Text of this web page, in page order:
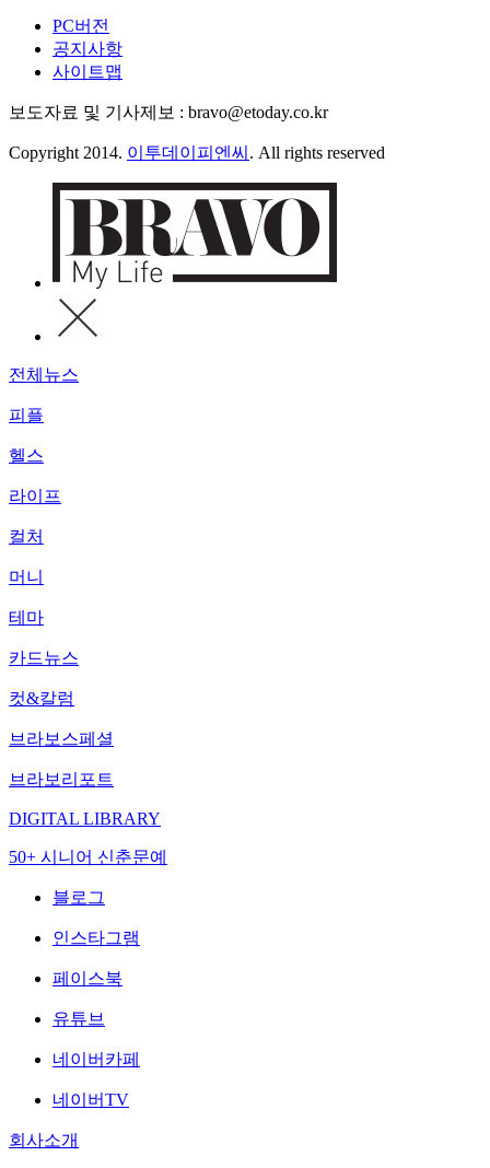
PC버전
공지사항
사이트맵
보도자료 및 기사제보 : bravo@etoday.co.kr
Copyright 2014. 이투데이피엔씨 . All rights reserved
전체뉴스
피플
헬스
라이프
컬처
머니
테마
카드뉴스
컷&칼럼
브라보스페셜
브라보리포트
DIGITAL LIBRARY
50+ 시니어 신춘문예
블로그
인스타그램
페이스북
유튜브
네이버카페
네이버TV
회사소개